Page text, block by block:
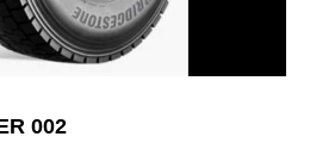
002